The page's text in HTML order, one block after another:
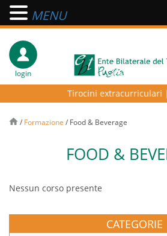
login
Tirocini extracurriculari|
/ Formazione / Food & Beverage
FOOD &
Nessun corso presente
CATEGORIE
MENU